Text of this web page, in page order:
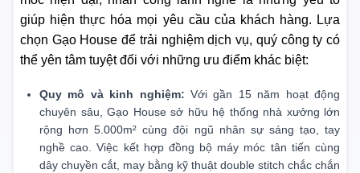
giúp hiện thực hóa mọi yêu cầu của khách hàng. Lựa
chọn Gạo House để trải nghiệm dịch vụ, quý công ty có
thể yên tâm tuyệt đối với những ưu điểm khác biệt:
Quy mô và kinh nghiệm: Với gần 15 năm hoạt động
chuyên sâu, Gạo House sở hữu hệ thống nhà xưởng lớn
rộng hơn 5.000m² cùng đội ngũ nhân sự sáng tạo, tay
nghề cao. Việc kết hợp đồng bộ máy móc tân tiến cùng
dây chuyền cắt, may bằng kỹ thuật double stitch chắc chắn